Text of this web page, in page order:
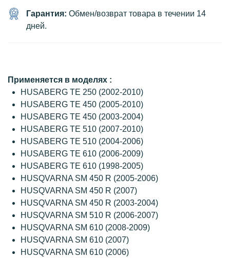
Гарантия: Обмен/возврат товара в течении 14
дней.
Применяется в моделях :
HUSABERG TE 250 (2002-2010)
HUSABERG TE 450 (2005-2010)
HUSABERG TE 450 (2003-2004)
HUSABERG TE 510 (2007-2010)
HUSABERG TE 510 (2004-2006)
HUSABERG TE 610 (2006-2009)
HUSABERG TE 610 (1998-2005)
HUSQVARNA SM 450 R (2005-2006)
HUSQVARNA SM 450 R (2007)
HUSQVARNA SM 450 R (2003-2004)
HUSQVARNA SM 510 R (2006-2007)
HUSQVARNA SM 610 (2008-2009)
HUSQVARNA SM 610 (2007)
HUSQVARNA SM 610 (2006)